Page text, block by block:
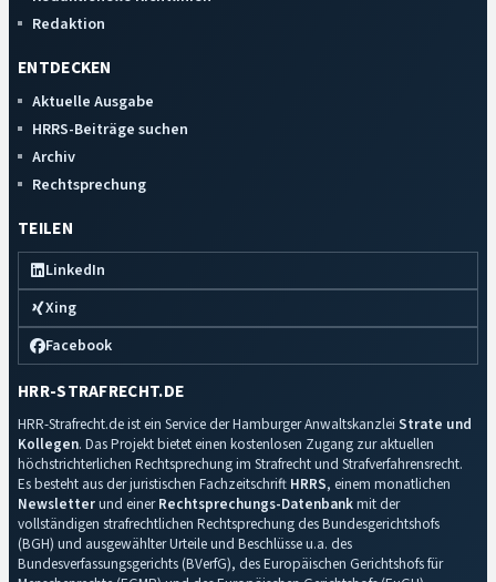
Redaktion
ENTDECKEN
Aktuelle Ausgabe
HRRS-Beiträge suchen
Archiv
Rechtsprechung
TEILEN
LinkedIn
Xing
Facebook
HRR-STRAFRECHT.DE
HRR-Strafrecht.de ist ein Service der Hamburger Anwaltskanzlei Strate und
Kollegen. Das Projekt bietet einen kostenlosen Zugang zur aktuellen
höchstrichterlichen Rechtsprechung im Strafrecht und Strafverfahrensrecht.
Es besteht aus der juristischen Fachzeitschrift HRRS, einem monatlichen
Newsletterund einerRechtsprechungs-Datenbankmit der
vollständigen strafrechtlichen Rechtsprechung des Bundesgerichtshofs
(BGH) und ausgewählter Urteile und Beschlüsse u.a. des
Bundesverfassungsgerichts (BVerfG), des Europäischen Gerichtshofs für